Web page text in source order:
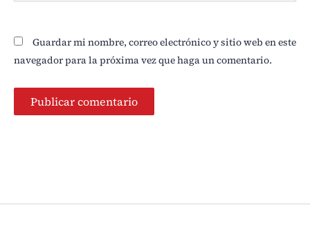
Guardar mi nombre, correo electrónico y sitio web en este
navegador para la próxima vez que haga un comentario.